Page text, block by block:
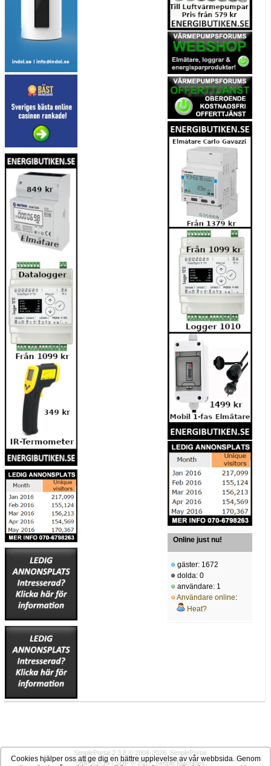
Online just nu!
gäster: 1672
dolda: 0
användare: 1
Användare online:
Heat?
SimplePortal 2.3.8 © 2008-2026, SimplePortal
SMF 2.0.19|SMF © 2017,Simple Machines
Cookies hjälper oss att ge dig en bättre upplevelse av vår webbsida. Genom